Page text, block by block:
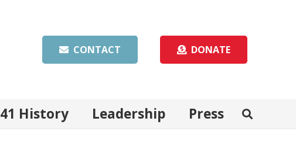
CONTACT DONATE
41 History Leadership Press